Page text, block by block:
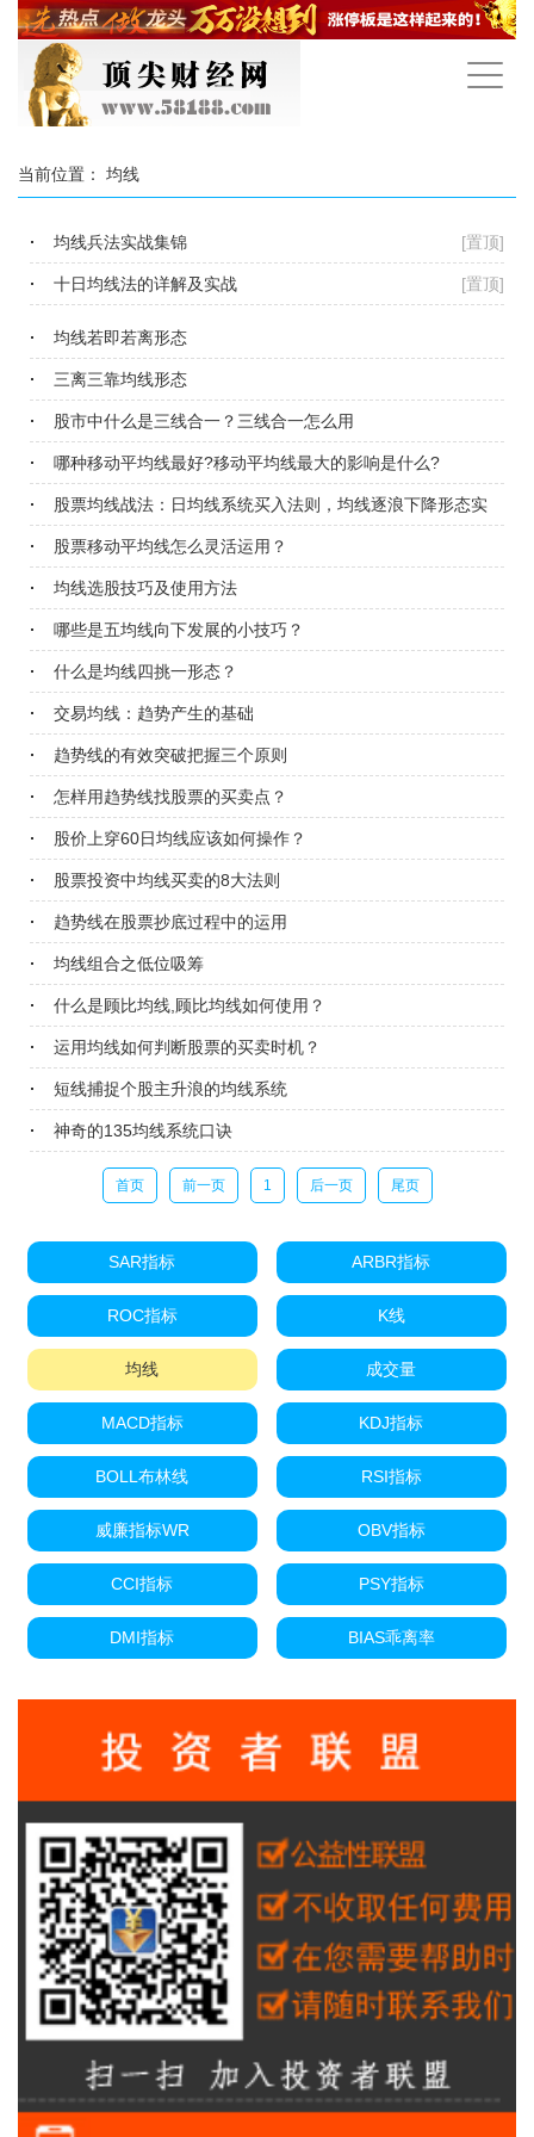
手
机
当前位置： 均线
[置顶]
均线兵法实战集锦
[置顶]
十日均线法的详解及实战
均线若即若离形态
三离三靠均线形态
股市中什么是三线合一？三线合一怎么用
哪种移动平均线最好?移动平均线最大的影响是什么?
股票均线战法：日均线系统买入法则，均线逐浪下降形态实
战，突破中、长均线买入
股票移动平均线怎么灵活运用？
均线选股技巧及使用方法
哪些是五均线向下发展的小技巧？
什么是均线四挑一形态？
交易均线：趋势产生的基础
趋势线的有效突破把握三个原则
怎样用趋势线找股票的买卖点？
股价上穿60日均线应该如何操作？
股票投资中均线买卖的8大法则
趋势线在股票抄底过程中的运用
均线组合之低位吸筹
什么是顾比均线,顾比均线如何使用？
运用均线如何判断股票的买卖时机？
短线捕捉个股主升浪的均线系统
神奇的135均线系统口诀
首页 前一页 1 后一页 尾页
SAR指标 ARBR指标
ROC指标 K线
均线 成交量
MACD指标 KDJ指标
BOLL布林线 RSI指标
威廉指标WR OBV指标
CCI指标 PSY指标
DMI指标 BIAS乖离率